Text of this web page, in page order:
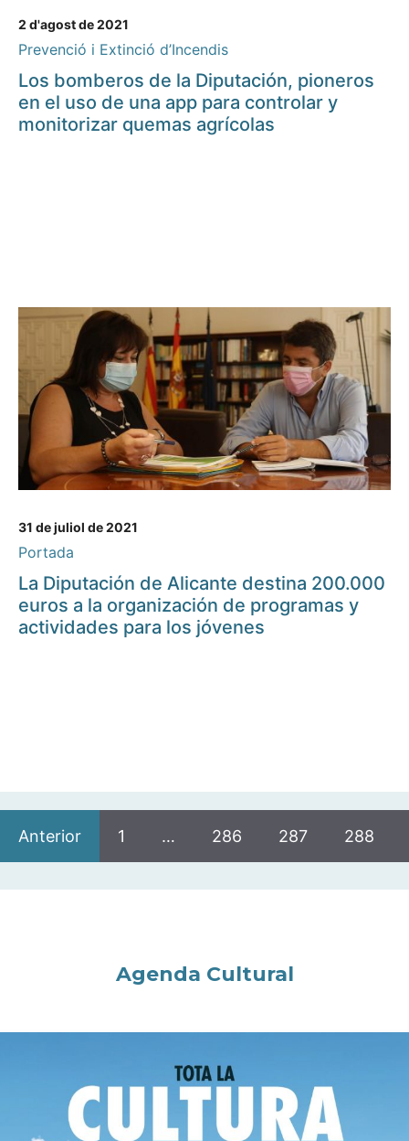
2 d'agost de 2021
Prevenció i Extinció d’Incendis
Los bomberos de la Diputación, pioneros
en el uso de una app para controlar y
monitorizar quemas agrícolas
31 de juliol de 2021
Portada
La Diputación de Alicante destina 200.000
euros a la organización de programas y
actividades para los jóvenes
Anterior 1 … 286 287 288
Agenda Cultural